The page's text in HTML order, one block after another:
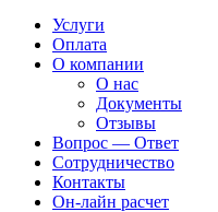
Услуги
Оплата
О компании
О нас
Документы
Отзывы
Вопрос — Ответ
Сотрудничество
Контакты
Он-лайн расчет